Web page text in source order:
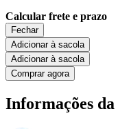
Calcular frete e prazo
Fechar
Adicionar à sacola
Adicionar à sacola
Comprar agora
Informações